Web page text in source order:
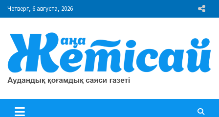
Skip
to
Четверг, 6 августа, 2026
"Жаңа Жетісай" газеті